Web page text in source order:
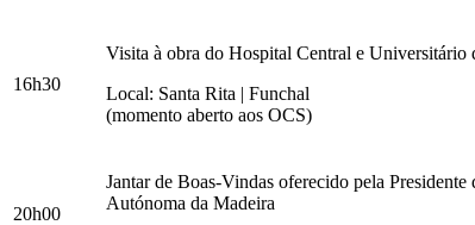
16h30
Visita à obra do Hospital Central e Universitário
Local: Santa Rita | Funchal
(momento aberto aos OCS)
20h00
Jantar de Boas-Vindas oferecido pela
Autónoma da Madeira